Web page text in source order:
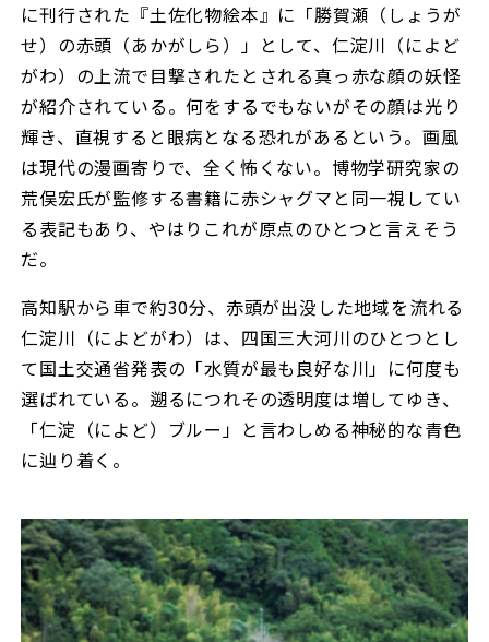
に刊行された『土佐化物絵本』に「勝賀瀬（しょうが
せ）の赤頭（あかがしら）」として、仁淀川（によど
がわ）の上流で目撃されたとされる真っ赤な顔の妖怪
が紹介されている。何をするでもないがその顔は光り
輝き、直視すると眼病となる恐れがあるという。画風
は現代の漫画寄りで、全く怖くない。博物学研究家の
荒俣宏氏が監修する書籍に赤シャグマと同一視してい
る表記もあり、やはりこれが原点のひとつと言えそう
だ。
高知駅から車で約30分、赤頭が出没した地域を流れる
仁淀川（によどがわ）は、四国三大河川のひとつとし
て国土交通省発表の「水質が最も良好な川」に何度も
選ばれている。遡るにつれその透明度は増してゆき、
「仁淀（によど）ブルー」と言わしめる神秘的な青色
に辿り着く。